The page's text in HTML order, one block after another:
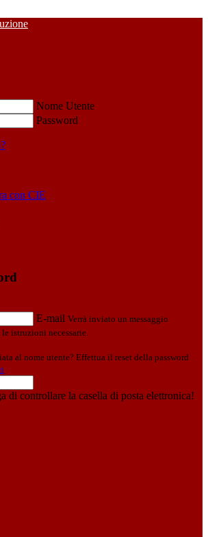
Nome Utente
Password
con CIE
E-mail Verrà inviato un messaggio
istruzioni necessarie.
al nome utente? Effettua il reset della password
di controllare la casella di posta elettronica!